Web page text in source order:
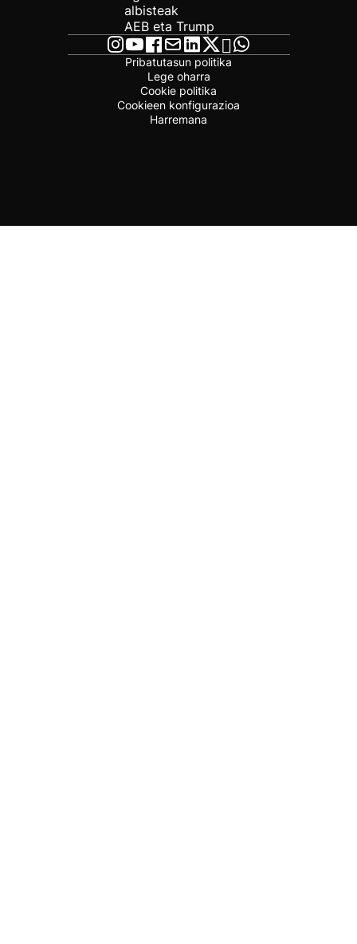
albisteak
AEB eta Trump
Pribatutasun politika
Lege oharra
Cookie politika
Cookieen konfigurazioa
Harremana